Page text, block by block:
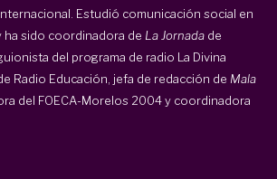
Estudió comunicación social en
ha sido coordinadora de La Jornada de
del programa de radio La Divina
Radio Educación, jefa de redacción de Mala
del FOECA-Morelos 2004 y coordinadora